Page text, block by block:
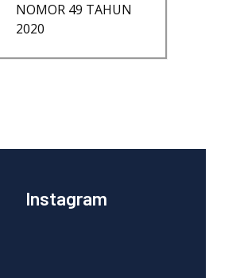
NOMOR 49 TAHUN
2020
Instagram